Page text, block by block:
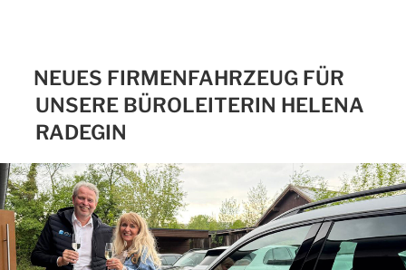
NEUES FIRMENFAHRZEUG FÜR
UNSERE BÜROLEITERIN HELENA
RADEGIN